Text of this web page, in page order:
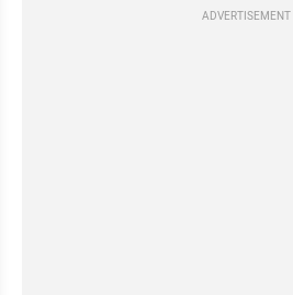
ADVERTISEMENT